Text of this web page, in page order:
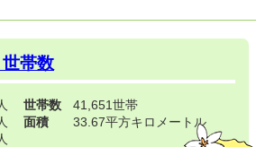
帯数
世帯数
41,651世帯
面積
33.67平方キロメートル